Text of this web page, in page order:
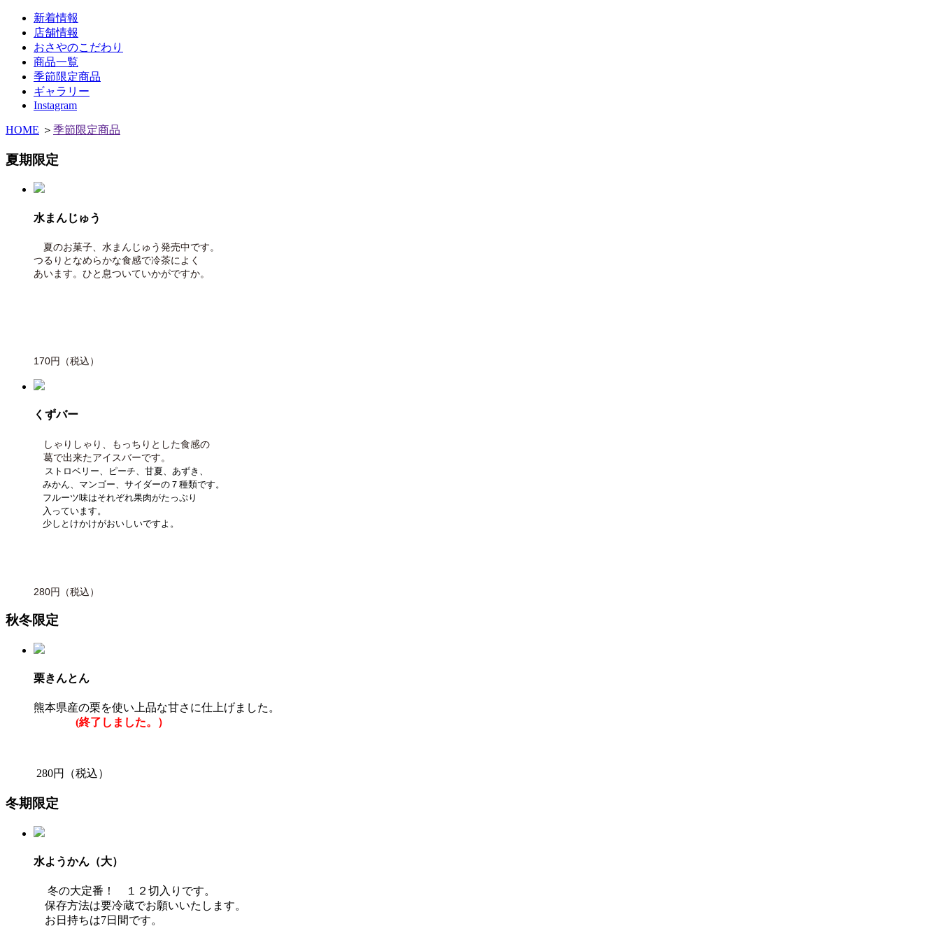
新着情報
店舗情報
おさやのこだわり
商品一覧
季節限定商品
ギャラリー
Instagram
HOME ＞ 季節限定商品
夏期限定
水まんじゅう
夏のお菓子、水まんじゅう発売中です。
つるりとなめらかな食感で冷茶によく
あいます。ひと息ついていかがですか。
170円（税込）
くずバー
しゃりしゃり、もっちりとした食感の
葛で出来たアイスバーです。
ストロベリー、ピーチ、甘夏、あずき、
みかん、マンゴー、サイダーの７種類です。
フルーツ味はそれぞれ果肉がたっぷり
入っています。
少しとけかけがおいしいですよ。
280円（税込）
秋冬限定
栗きんとん
熊本県産の栗を使い上品な甘さに仕上げました。
(終了しました。）
280円（税込）
冬期限定
水ようかん（大）
冬の大定番！ １２切入りです。
保存方法は要冷蔵でお願いいたします。
お日持ちは7日間です。